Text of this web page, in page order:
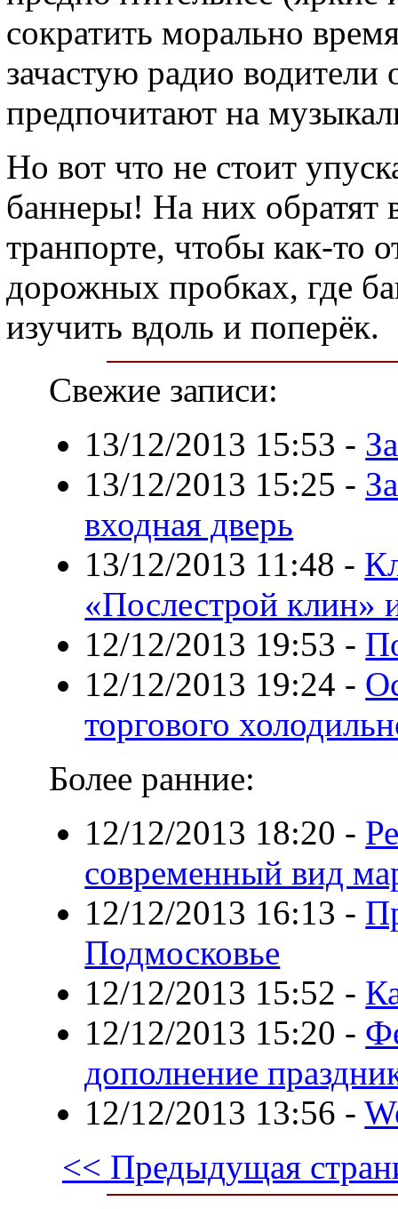
сократить морально
зачастую радио водители
предпочитают на
Но вот что не стоит
баннеры! На них обратят
транпорте, чтобы как-то
дорожных пробках, где
изучить вдоль и поперёк.
Свежие записи:
13/12/2013 15:53 -
13/12/2013 15:25 -
входная дверь
13/12/2013 11:48 -
«Послестрой клин»
12/12/2013 19:53 -
12/12/2013 19:24 -
торгового
Более ранние:
12/12/2013 18:20 -
современный вид
12/12/2013 16:13 -
Подмосковье
12/12/2013 15:52 -
12/12/2013 15:20 -
дополнение
12/12/2013 13:56 -
<< Предыдущая